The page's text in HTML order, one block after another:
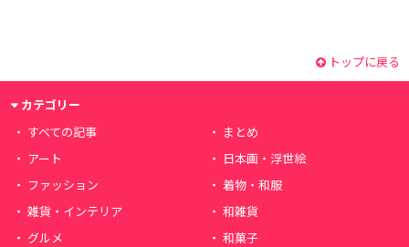
トップに戻る
カテゴリー
すべての記事
まとめ
アート
日本画・浮世絵
ファッション
着物・和服
雑貨・インテリア
和雑貨
グルメ
和菓子